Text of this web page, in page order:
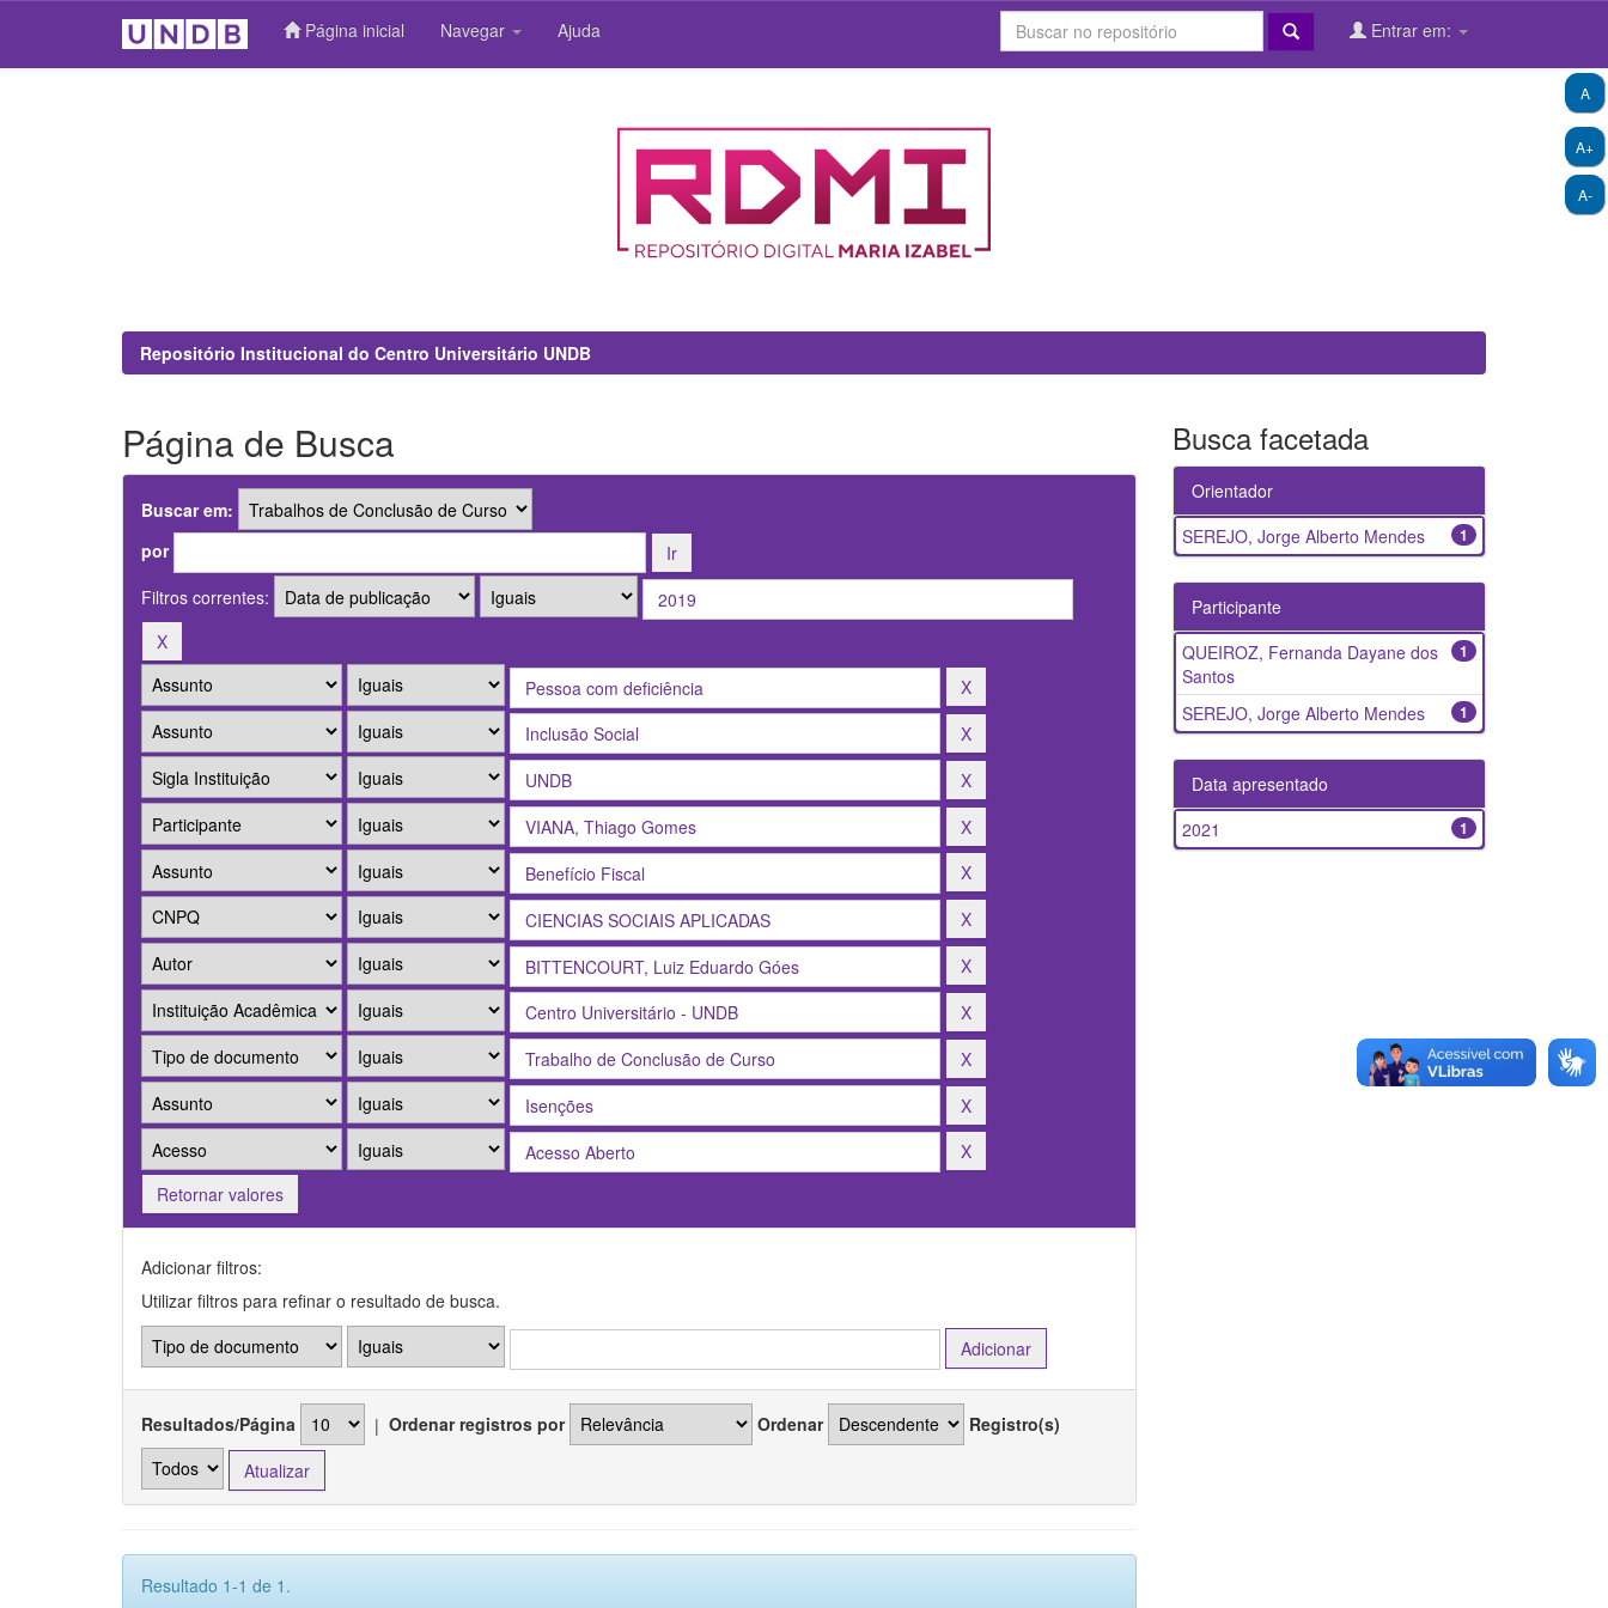
Página inicial Navegar Ajuda Entrar em:
A+
A-
A
Repositório Institucional do Centro Universitário UNDB
Página de Busca
Buscar em:
por
Filtros correntes:
Retornar valores
Adicionar filtros:
Utilizar filtros para refinar o resultado de busca.
Resultados/Página | Ordenar registros por Ordenar Registro(s)
Resultado 1-1 de 1.
Busca facetada
Orientador
1
SEREJO, Jorge Alberto Mendes
Participante
1
QUEIROZ, Fernanda Dayane dos
Santos
1
SEREJO, Jorge Alberto Mendes
Data apresentado
1
2021